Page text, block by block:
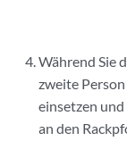
Während Sie
zweite
einsetzen
an den